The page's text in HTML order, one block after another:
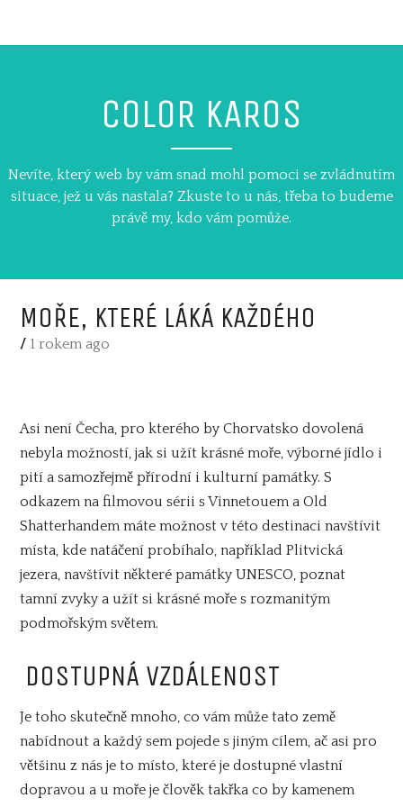
COLOR KAROS
Nevíte, který web by vám snad mohl pomoci se zvládnutím
situace, jež u vás nastala? Zkuste to u nás, třeba to budeme
právě my, kdo vám pomůže.
MOŘE, KTERÉ LÁKÁ KAŽDÉHO
/ 1 rokem ago
Asi není Čecha, pro kterého byChorvatsko dovolená
nebyla možností, jak si užít krásné moře, výborné jídlo i
pití a samozřejmě přírodní i kulturní památky. S
odkazem na filmovou sérii s Vinnetouem a Old
Shatterhandem máte možnost v této destinaci navštívit
místa, kde natáčení probíhalo, například Plitvická
jezera, navštívit některé památky UNESCO, poznat
tamní zvyky a užít si krásné moře s rozmanitým
podmořským světem.
DOSTUPNÁ VZDÁLENOST
Je toho skutečně mnoho, co vám může tato země
nabídnout a každý sem pojede s jiným cílem, ač asi pro
většinu z nás je to místo, které je dostupné vlastní
dopravou a u moře je člověk takřka co by kamenem